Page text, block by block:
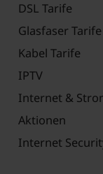
DSL Tarife
Glasfaser Tarife
Kabel Tarife
IPTV
Internet &
Aktionen
Internet